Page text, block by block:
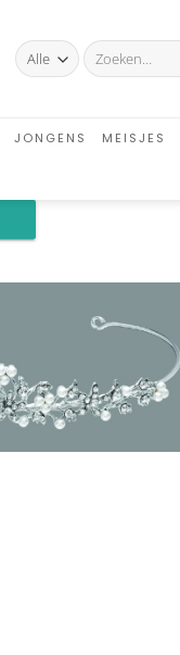
Zoeken
naar:
JONGENS MEISJES
verlanglijst
toevoegen